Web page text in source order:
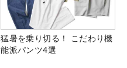
猛暑を乗り切る！ こだわり機
能派パンツ4選